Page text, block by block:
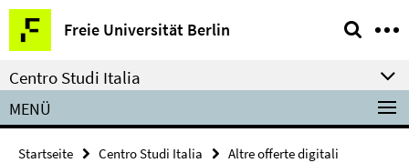
Springe
direkt
zu
Inhalt
Freie Universität Berlin
Service-
Navigation
Centro Studi Italia
MENÜ
Startseite Centro Studi Italia
Altre offerte digitali